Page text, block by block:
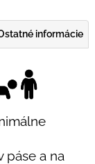
informácie
páse a na